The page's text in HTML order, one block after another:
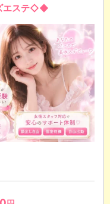
エステ◇◆